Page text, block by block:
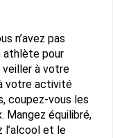
n’avez pas
athlète pour
veiller à votre
votre activité
coupez-vous les
Mangez équilibré,
l’alcool et le